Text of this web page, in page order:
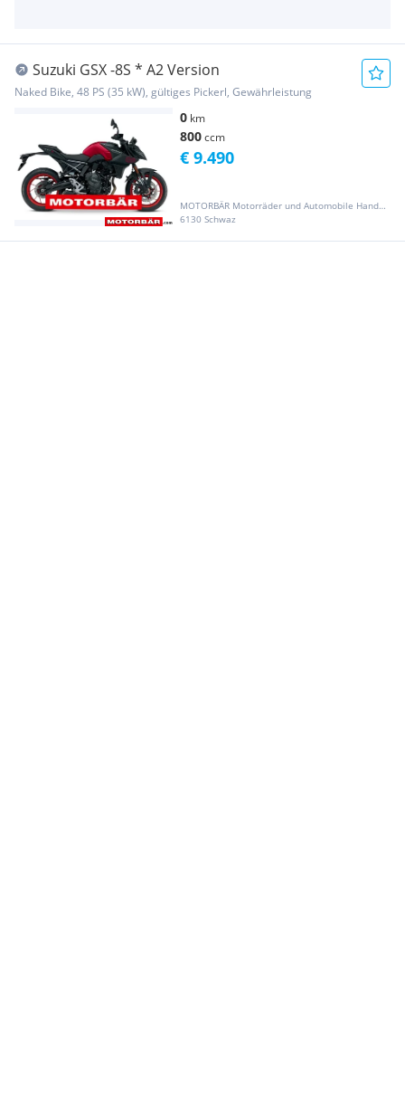
Suzuki GSX -8S * A2 Version
Naked Bike, 48 PS (35 kW), gültiges Pickerl, Gewährleistung
0 km
800ccm
MOTORBÄR Motorräder und Automobile Handelsgesellschaft m.b.H.
6130 Schwaz
€ 9.490